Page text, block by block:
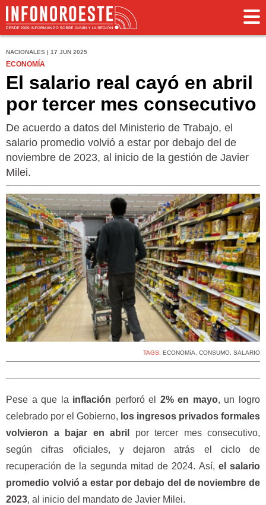
NACIONALES | 17 JUN 2025
ECONOMÍA
El salario real cayó en abril
por tercer mes consecutivo
De acuerdo a datos del Ministerio de Trabajo, el
salario promedio volvió a estar por debajo del de
noviembre de 2023, al inicio de la gestión de Javier
Milei.
TAGS: ECONOMíA, CONSUMO, SALARIO
Pese a que la inflación perforó el 2% en mayo, un logro
celebrado por el Gobierno, los ingresos privados formales
volvieron a bajar en abril por tercer mes consecutivo,
según cifras oficiales, y dejaron atrás el ciclo de
recuperación de la segunda mitad de 2024. Así, el salario
promedio volvió a estar por debajo del de noviembre de
2023, al inicio del mandato de Javier Milei.